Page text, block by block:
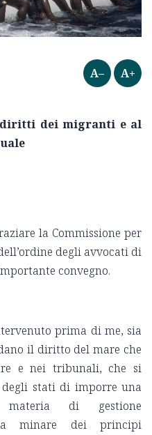
A– A+
diritti dei migranti e al
la Commissione per
degli avvocati di
convegno.
prima di me, sia
il diritto del mare che
e nei tribunali, che si
stati di imporre una
di gestione
a minare dei principi